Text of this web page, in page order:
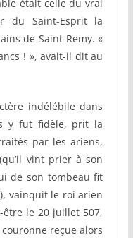
était celle du vrai
du Saint-Esprit la
de Saint Remy. «
! », avait-il dit au
indélébile dans
y fut fidèle, prit la
par les ariens,
vint prier à son
de son tombeau fit
vainquit le roi arien
le 20 juillet 507,
reçue alors